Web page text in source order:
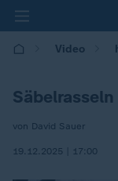
Video
von David Sauer
19.12.2025 | 17:00